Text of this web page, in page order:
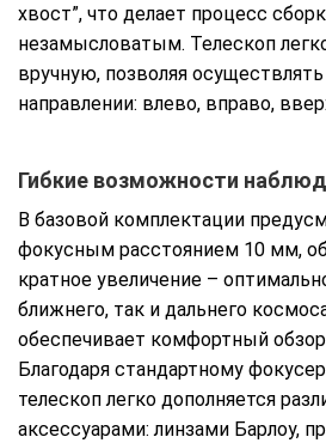
хвост”, что делает процесс
незамысловатым. Телескоп
вручную, позволяя
направлении: влево, вправо,
Гибкие возможности
В базовой комплектации
фокусным расстоянием 10 мм,
кратное увеличение –
ближнего, так и дальнего
обеспечивает комфортный
Благодаря стандартному
телескоп легко дополняется
аксессуарами: линзами Барлоу,